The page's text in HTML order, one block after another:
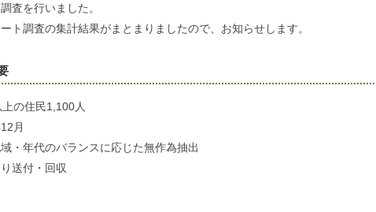
査を行いました。
ト調査の集計結果がまとまりましたので、お知らせします。
の住民1,100人
月
・年代のバランスに応じた無作為抽出
送付・回収